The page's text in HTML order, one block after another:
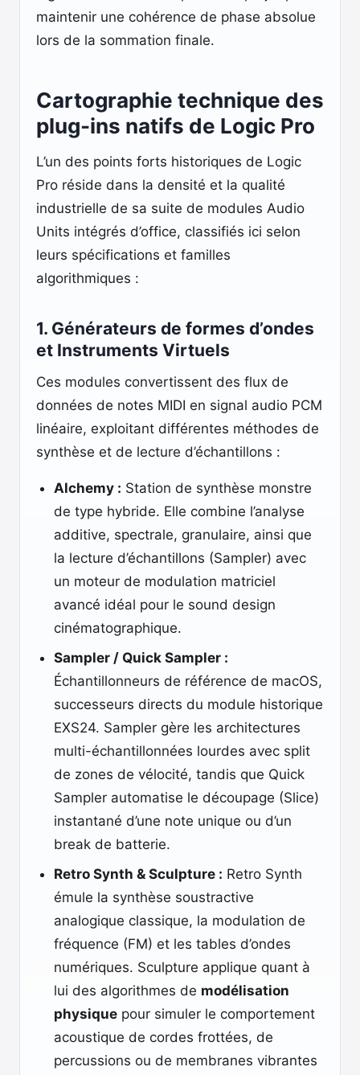
maintenir une cohérence de phase absolue
lors de la sommation finale.
Cartographie technique des
plug-ins natifs de Logic Pro
L’un des points forts historiques de Logic
Pro réside dans la densité et la qualité
industrielle de sa suite de modules Audio
Units intégrés d’office, classifiés ici selon
leurs spécifications et familles
algorithmiques :
1. Générateurs de formes d’ondes
et Instruments Virtuels
Ces modules convertissent des flux de
données de notes MIDI en signal audio PCM
linéaire, exploitant différentes méthodes de
synthèse et de lecture d’échantillons :
Alchemy : Station de synthèse monstre
de type hybride. Elle combine l’analyse
additive, spectrale, granulaire, ainsi que
la lecture d’échantillons (Sampler) avec
un moteur de modulation matriciel
avancé idéal pour le sound design
cinématographique.
Sampler / Quick Sampler :
Échantillonneurs de référence de macOS,
successeurs directs du module historique
EXS24. Sampler gère les architectures
multi-échantillonnées lourdes avec split
de zones de vélocité, tandis que Quick
Sampler automatise le découpage (Slice)
instantané d’une note unique ou d’un
break de batterie.
Retro Synth & Sculpture : Retro Synth
émule la synthèse soustractive
analogique classique, la modulation de
fréquence (FM) et les tables d’ondes
numériques. Sculpture applique quant à
lui des algorithmes de modélisation
physique pour simuler le comportement
acoustique de cordes frottées, de
percussions ou de membranes vibrantes